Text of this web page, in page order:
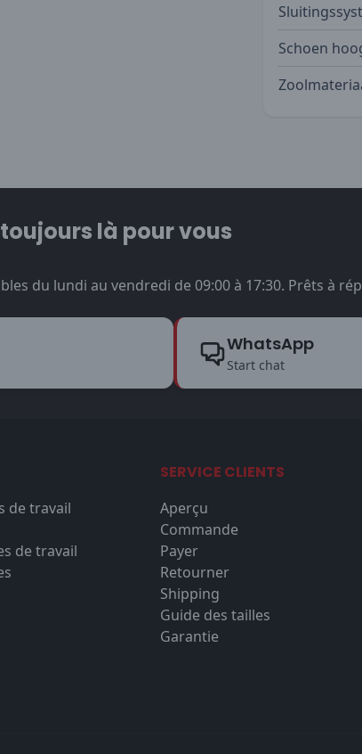
Schoen
là pour vous
du lundi au vendredi de 09:00 à 17:30. Prêts à
WhatsApp
Start chat
de travail
de travail
SERVICE CLIENTS
Aperçu
Commande
Payer
Retourner
Shipping
Guide des tailles
Garantie